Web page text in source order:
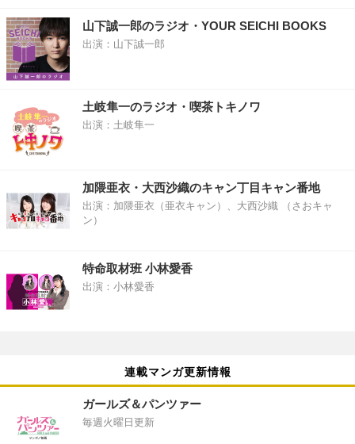
山下誠一郎のラジオ・YOUR SEICHI BOOKS
出演：山下誠一郎
土岐隼一のラジオ・喫茶トキノワ
出演：土岐隼一
加隈亜衣・大西沙織のキャン丁目キャン番地
出演：加隈亜衣（亜衣キャン）、大西沙織 （さおキャ
ン）
特命取材班 小林愛香
出演：小林愛香
連載マンガ更新情報
ガールズ＆パンツァー
毎週火曜日更新